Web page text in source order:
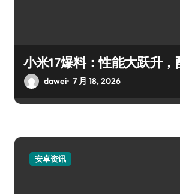
小米17爆料：性能大跃升
dawei 7 月 18, 2026
安卓资讯